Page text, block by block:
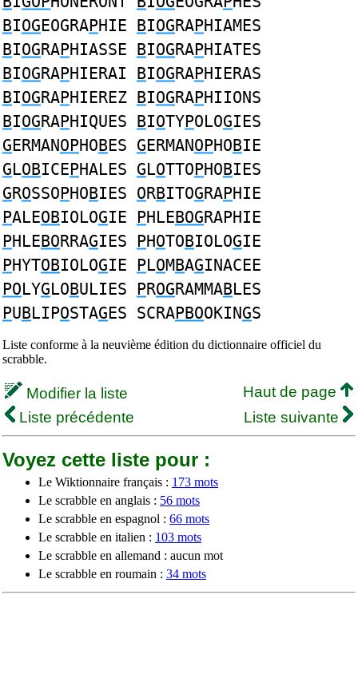
BIOGEOGRAPHIE BIOGRAPHIAMES
BIOGRAPHIASSE BIOGRAPHIATES
BIOGRAPHIERAI BIOGRAPHIERAS
BIOGRAPHIEREZ BIOGRAPHIIONS
BIOGRAPHIQUES BIOTYPOLOGIES
GERMANOPHOBES GERMANOPHOBIE
GLOBICEPHALES GLOTTOPHOBIES
GROSSOPHOBIES ORBITOGRAPHIE
PALEOBIOLOGIE PHLEBOGRAPHIE
PHLEBORRAGIES PHOTOBIOLOGIE
PHYTOBIOLOGIE PLOMBAGINACEE
POLYGLOBULIES PROGRAMMABLES
PUBLIPOSTAGES SCRAPBOOKINGS
Liste conforme à la neuvième édition du dictionnaire officiel du
scrabble.
Modifier la liste
Haut de page
Liste précédente
Liste suivante
Voyez cette liste pour :
Le Wiktionnaire français : 173 mots
Le scrabble en anglais : 56 mots
Le scrabble en espagnol : 66 mots
Le scrabble en italien : 103 mots
Le scrabble en allemand : aucun mot
Le scrabble en roumain : 34 mots